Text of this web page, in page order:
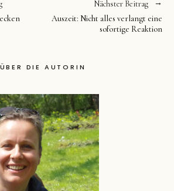
Nächster Beitrag
Auszeit: Nicht alles verlangt eine
sofortige Reaktion
ÜBER DIE AUTORIN